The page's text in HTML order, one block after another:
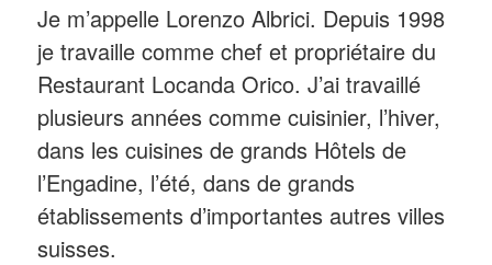
Je m’appelle Lorenzo Albrici. Depuis 1998
je travaille comme chef et propriétaire du
Restaurant Locanda Orico. J’ai travaillé
plusieurs années comme cuisinier, l’hiver,
dans les cuisines de grands Hôtels de
l’Engadine, l’été, dans de grands
établissements d’importantes autres villes
suisses.